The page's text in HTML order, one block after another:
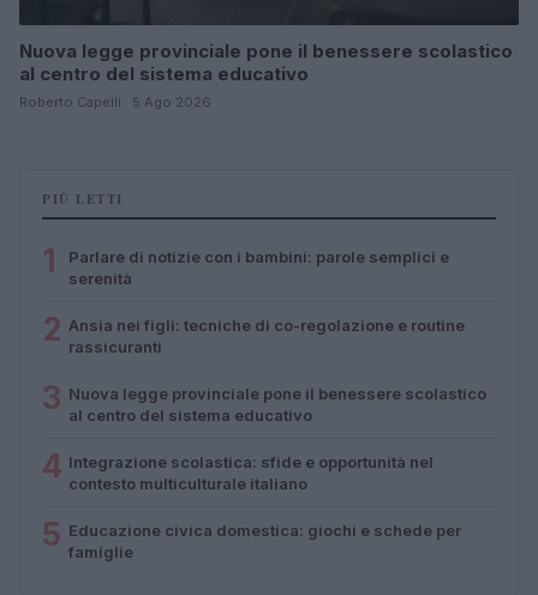
Nuova legge provinciale pone il benessere scolastico
al centro del sistema educativo
Roberto Capelli · 5 Ago 2026
PIÙ LETTI
1
Parlare di notizie con i bambini: parole semplici e
serenità
2 Ansia nei figli: tecniche di co-regolazione e routine
rassicuranti
3 Nuova legge provinciale pone il benessere scolastico
al centro del sistema educativo
4 Integrazione scolastica: sfide e opportunità nel
contesto multiculturale italiano
5 Educazione civica domestica: giochi e schede per
famiglie